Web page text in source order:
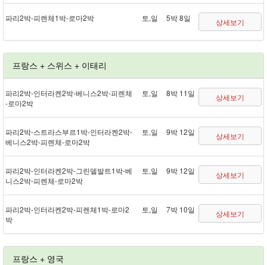
파리 2박 - 피렌체 1박 - 로마 2박 토,일 5박 8일 상세보기
프랑스 + 스위스 + 이태리
파리 2박 - 인터라켄 2박 - 베니스 2박 - 피렌체
- 로마 2박
토,일 8박 11일 상세보기
파리 2박 - 스트라스부르 1박 - 인터라켄 2박 -
베니스 2박 - 피렌체 - 로마 2박
토,일 9박 12일 상세보기
파리 2박 - 인터라켄 2박 - 그린델발트 1박 - 베
니스 2박 - 피렌체 - 로마 2박
토,일 9박 12일 상세보기
파리 2박 - 인터라켄 2박 - 피렌체 1박 - 로마 2
박
토,일 7박 10일 상세보기
프랑스 + 영국